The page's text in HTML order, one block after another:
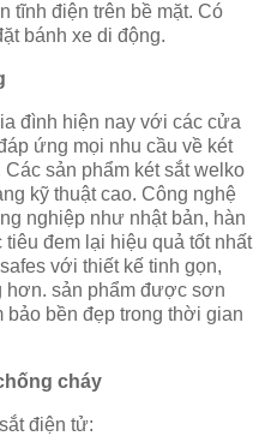
tĩnh điện trên bề mặt. Có
bánh xe di động.
đình hiện nay với các cửa
ứng mọi nhu cầu về két
sản phẩm két sắt welko
kỹ thuật cao. Công nghệ
nghiệp như nhật bản, hàn
đem lại hiệu quả tốt nhất
với thiết kế tinh gọn,
hơn. sản phẩm được sơn
bền đẹp trong thời gian
cháy
điện tử: